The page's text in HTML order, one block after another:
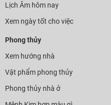
Lịch Âm hôm nay
Xem ngày tốt cho việc
Phong thủy
Xem hướng nhà
Vật phẩm phong thủy
Phong thủy nhà ở